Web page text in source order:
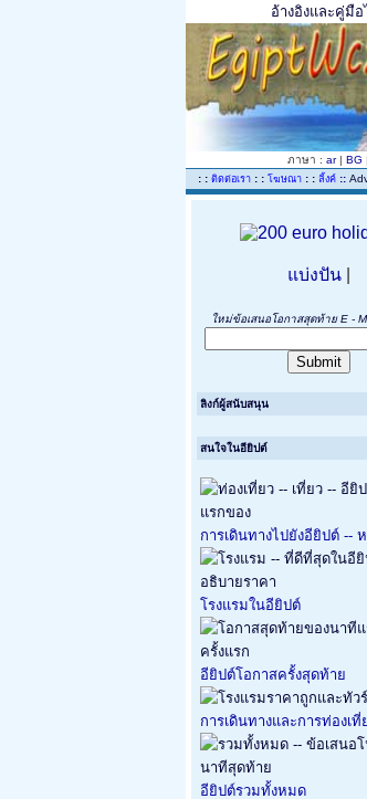
อ้างอิงและคู่มื
ภาษา : ar | BG
: : ติดต่อเรา : : โฆษณา : : ลิ้งค์ ::
แบ่งปัน
ใหม่ข้อเสนอโอกาสสุดท้าย E -
ลิงก์ผู้สนับสนุน
สนใจในอียิปต์
การเดินทางไปยังอียิปต์ --
โรงแรมในอียิปต์
อียิปต์โอกาสครั้งสุดท้าย
การเดินทางและการท่องเที่
อียิปต์รวมทั้งหมด